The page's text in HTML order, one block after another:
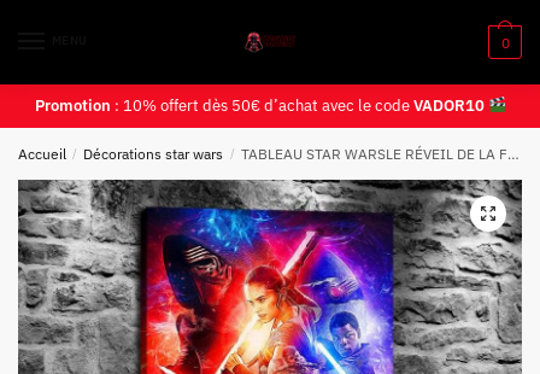
0
Promotion : 10% offert dès 50€ d’achat avec le codeVADOR10
Accueil / Décorations star wars / TABLEAU STAR WARSLE RÉVEIL DE LA FORCE